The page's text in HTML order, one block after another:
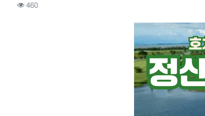
컨텐츠 정보
460조회